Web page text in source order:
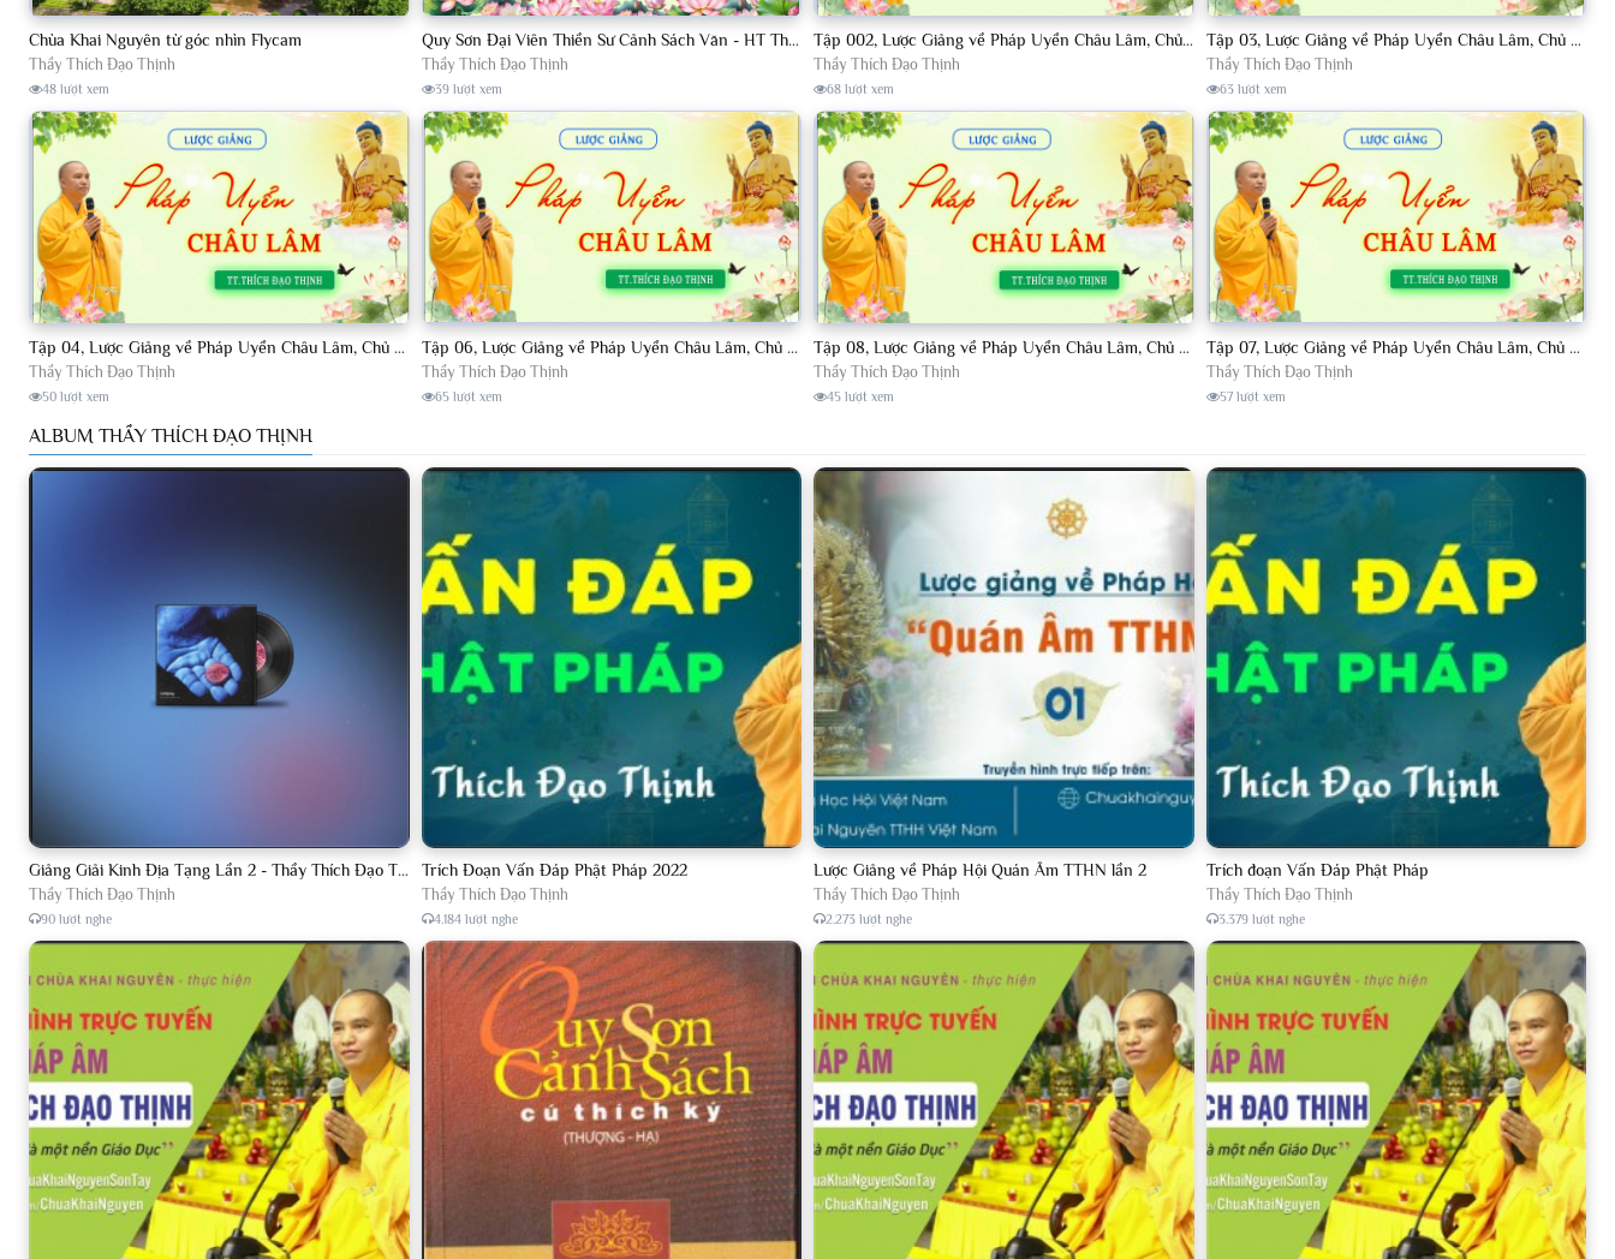
Chùa Khai Nguyên từ góc nhìn Flycam
Thầy Thích Đạo Thịnh
48 lượt xem
Quy Sơn Đại Viên Thiền Sư Cảnh Sách Văn - HT Thích Thanh Từ Việt dịch
Thầy Thích Đạo Thịnh
39 lượt xem
Tập 002, Lược Giảng về Pháp Uyển Châu Lâm, Chủ giảng TT. Thích Đạo Thịnh
Thầy Thích Đạo Thịnh
68 lượt xem
Tập 03, Lược Giảng về Pháp Uyển Châu Lâm, Chủ giảng TT Thích Đạo Thịnh
Thầy Thích Đạo Thịnh
63 lượt xem
Tập 04, Lược Giảng về Pháp Uyển Châu Lâm, Chủ giảng TT. Thích Đạo Thịnh
Thầy Thích Đạo Thịnh
50 lượt xem
Tập 06, Lược Giảng về Pháp Uyển Châu Lâm, Chủ giảng TT. Thích Đạo Thịnh
Thầy Thích Đạo Thịnh
65 lượt xem
Tập 08, Lược Giảng về Pháp Uyển Châu Lâm, Chủ giảng TT. Thích Đạo Thịnh.
Thầy Thích Đạo Thịnh
45 lượt xem
Tập 07, Lược Giảng về Pháp Uyển Châu Lâm, Chủ giảng TT Thích Đạo Thịnh
Thầy Thích Đạo Thịnh
57 lượt xem
ALBUM THẦY THÍCH ĐẠO THỊNH
Giảng Giải Kinh Địa Tạng Lần 2 - Thầy Thích Đạo Thịnh - Diệu Pháp Khai Tâm
Thầy Thích Đạo Thịnh
90 lượt nghe
Trích Đoạn Vấn Đáp Phật Pháp 2022
Thầy Thích Đạo Thịnh
4.184 lượt nghe
Lược Giảng về Pháp Hội Quán Âm TTHN lần 2
Thầy Thích Đạo Thịnh
2.273 lượt nghe
Trích đoạn Vấn Đáp Phật Pháp
Thầy Thích Đạo Thịnh
3.379 lượt nghe